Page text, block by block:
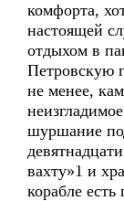
комфорта,
настоящей
отдыхом в
Петровскую
не менее,
шуршание
вахту»1 и
корабле